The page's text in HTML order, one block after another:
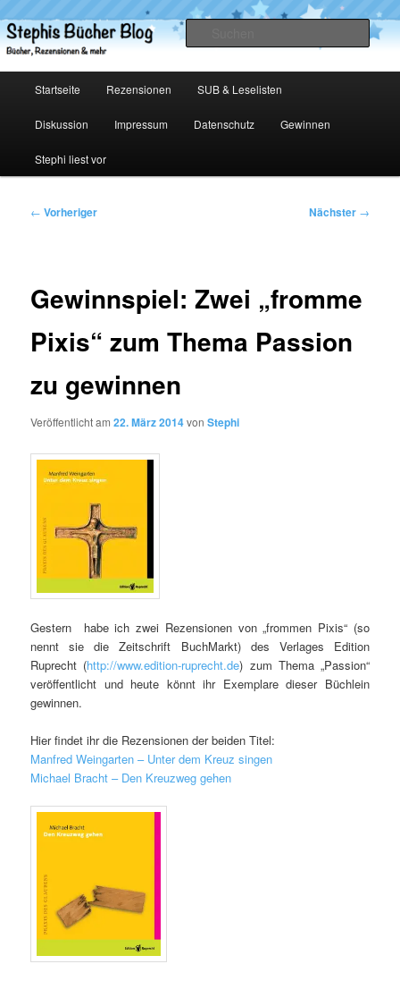
primären
Inhalt
Stephis Bücher Blog
Startseite Rezensionen SUB & Leselisten
Diskussion Impressum Datenschutz Gewinnen
Stephi liest vor
Beitragsnavigation
← Vorheriger Nächster →
Gewinnspiel: Zwei „fromme
Pixis“ zum Thema Passion
zu gewinnen
Veröffentlicht am22. März 2014vonStephi
Gestern habe ich zwei Rezensionen von „frommen Pixis“ (so
nennt sie die Zeitschrift BuchMarkt) des Verlages Edition
Ruprecht (http://www.edition-ruprecht.de) zum Thema „Passion“
veröffentlicht und heute könnt ihr Exemplare dieser Büchlein
gewinnen.
Hier findet ihr die Rezensionen der beiden Titel:
Manfred Weingarten – Unter dem Kreuz singen
Michael Bracht – Den Kreuzweg gehen